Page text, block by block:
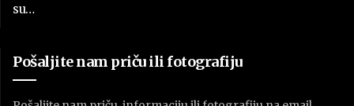
su…
Pošaljite nam priču ili fotografiju